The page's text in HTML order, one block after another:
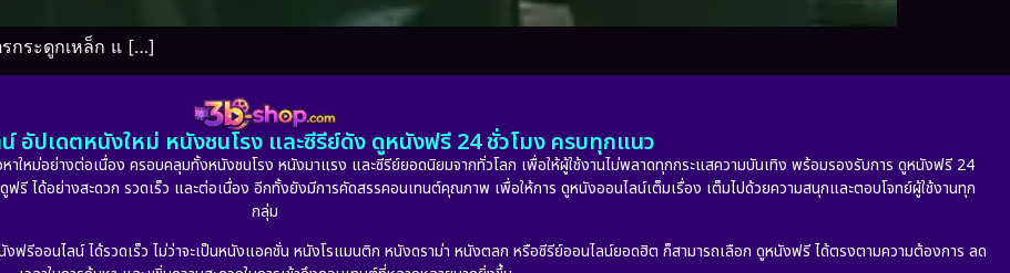
กระดูกเหล็ก แ […]
อัปเดตหนังใหม่ หนังชนโรง และซีรีย์ดัง ดูหนังฟรี 24 ชั่วโมง ครบทุกแนว
หม่อย่างต่อเนื่อง ครอบคลุมทั้งหนังชนโรง หนังมาแรง และซีรีย์ยอดนิยมจากทั่วโลก เพื่อให้ผู้ใช้งานไม่พลาดทุกกระแสความบันเทิง พร้อมรองรับการ ดูหนังฟรี 24
ฟรี ได้อย่างสะดวก รวดเร็ว และต่อเนื่อง อีกทั้งยังมีการคัดสรรคอนเทนต์คุณภาพ เพื่อให้การ ดูหนังออนไลน์เต็มเรื่อง เต็มไปด้วยความสนุกและตอบโจทย์ผู้ใช้งานทุก
กลุ่ม
ฟรีออนไลน์ ได้รวดเร็ว ไม่ว่าจะเป็นหนังแอคชั่น หนังโรแมนติก หนังดราม่า หนังตลก หรือซีรีย์ออนไลน์ยอดฮิต ก็สามารถเลือก ดูหนังฟรี ได้ตรงตามความต้องการ ลด